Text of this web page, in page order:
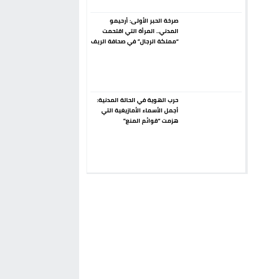
صرخة الحبر الأولى: أرحيمو
المدني.. المرأة التي اقتحمت
“مملكة الرجال” في صحافة الريف
حرب الهوية في الحالة المدنية:
أجمل الأسماء الأمازيغية التي
هزمت “قوائم المنع”